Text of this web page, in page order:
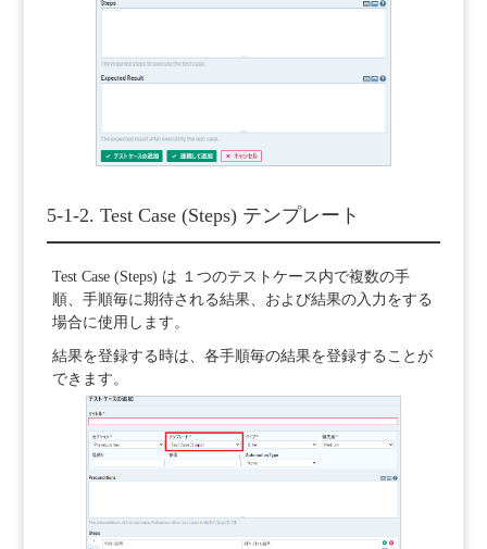
5-1-2. Test Case (Steps) テンプレート
Test Case (Steps) は １つのテストケース内で複数の手
順、手順毎に期待される結果、および結果の入力をする
場合に使用します。
結果を登録する時は、各手順毎の結果を登録することが
できます。